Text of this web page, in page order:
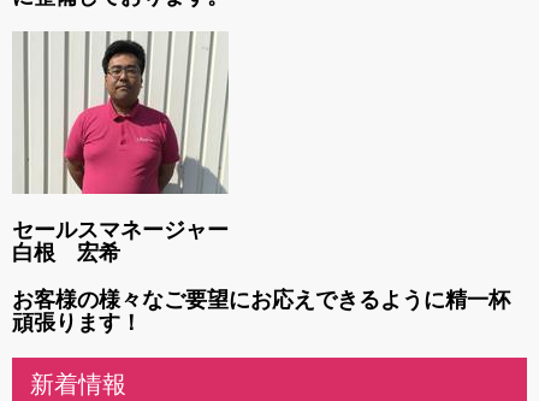
セールスマネージャー
白根 宏希
お客様の様々なご要望にお応えできるように精一杯
頑張ります！
新着情報